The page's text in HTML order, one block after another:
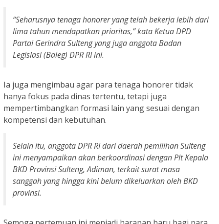
“Seharusnya tenaga honorer yang telah bekerja lebih dari
lima tahun mendapatkan prioritas,” kata Ketua DPD
Partai Gerindra Sulteng yang juga anggota Badan
Legislasi (Baleg) DPR RI ini.
Ia juga mengimbau agar para tenaga honorer tidak
hanya fokus pada dinas tertentu, tetapi juga
mempertimbangkan formasi lain yang sesuai dengan
kompetensi dan kebutuhan.
Selain itu, anggota DPR RI dari daerah pemilihan Sulteng
ini menyampaikan akan berkoordinasi dengan Plt Kepala
BKD Provinsi Sulteng, Adiman, terkait surat masa
sanggah yang hingga kini belum dikeluarkan oleh BKD
provinsi.